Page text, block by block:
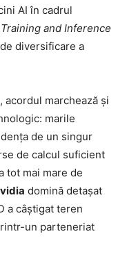
AI în cadrul
and Inference
diversificare a
acordul marchează și
marile
de un singur
de calcul suficient
tot mai mare de
domină detașat
a câștigat teren
un parteneriat